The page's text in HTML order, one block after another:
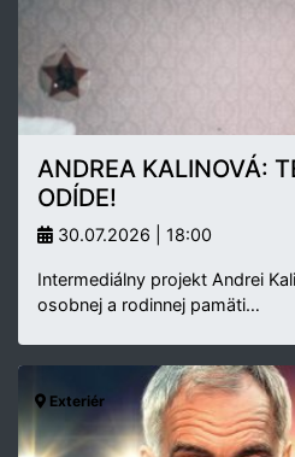
ANDREA KALINOVÁ:
ODÍDE!
30.07.2026 | 18:00
Intermediálny projekt Andrei
osobnej a rodinnej pamäti…
Exteriér